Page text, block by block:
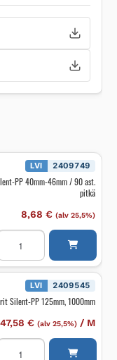
LVI 2409749
PP 40mm-46mm / 90 ast.
pitkä
8,68 € (alv 25,5%)
40mm-
90
määrä
LVI 2409545
Silent-PP 125mm, 1000mm
47,58 € (alv 25,5%)/ M